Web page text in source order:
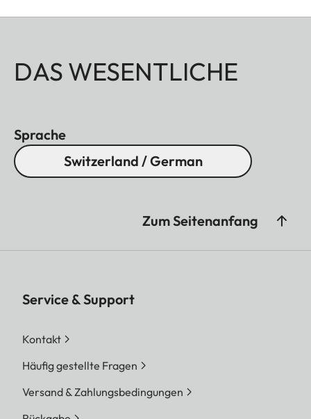
DAS WESENTLICHE
Sprache
Switzerland / German
Zum Seitenanfang
Service & Support
Kontakt
Häufig gestellte Fragen
Versand & Zahlungsbedingungen